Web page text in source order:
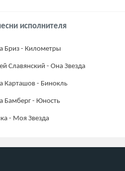
исполнителя
Бриз - Километры
Славянский - Она Звезда
Карташов - Бинокль
Бамберг - Юность
- Моя Звезда